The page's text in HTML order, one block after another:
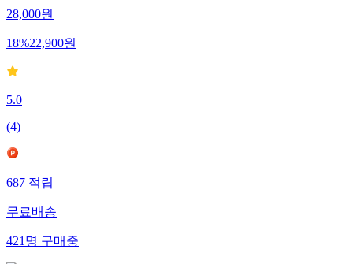
28,000원
18%22,900원
5.0
(4)
687적립
무료배송
421명구매중